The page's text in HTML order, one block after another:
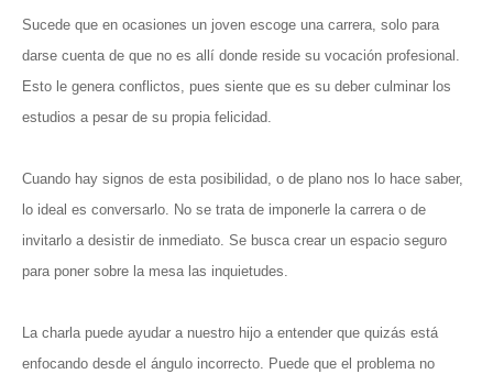
Sucede que en ocasiones un joven escoge una carrera, solo para
darse cuenta de que no es allí donde reside su vocación profesional.
Esto le genera conflictos, pues siente que es su deber culminar los
estudios a pesar de su propia felicidad.
Cuando hay signos de esta posibilidad, o de plano nos lo hace saber,
lo ideal es conversarlo. No se trata de imponerle la carrera o de
invitarlo a desistir de inmediato. Se busca crear un espacio seguro
para poner sobre la mesa las inquietudes.
La charla puede ayudar a nuestro hijo a entender que quizás está
enfocando desde el ángulo incorrecto. Puede que el problema no